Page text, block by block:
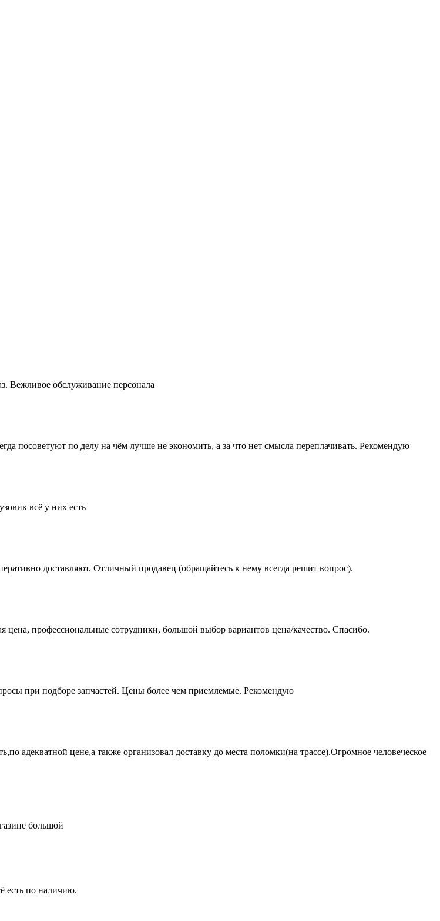
Вежливое обслуживание персонала
посоветуют по делу на чём лучше не экономить, а за что нет смысла переплачивать. Рекомендую
всё у них есть
доставляют. Отличный продавец (обращайтесь к нему всегда решит вопрос).
профессиональные сотрудники, большой выбор вариантов цена/качество. Спасибо.
при подборе запчастей. Цены более чем приемлемые. Рекомендую
адекватной цене,а также организовал доставку до места поломки(на трассе).Огромное человеческое
большой
есть по наличию.